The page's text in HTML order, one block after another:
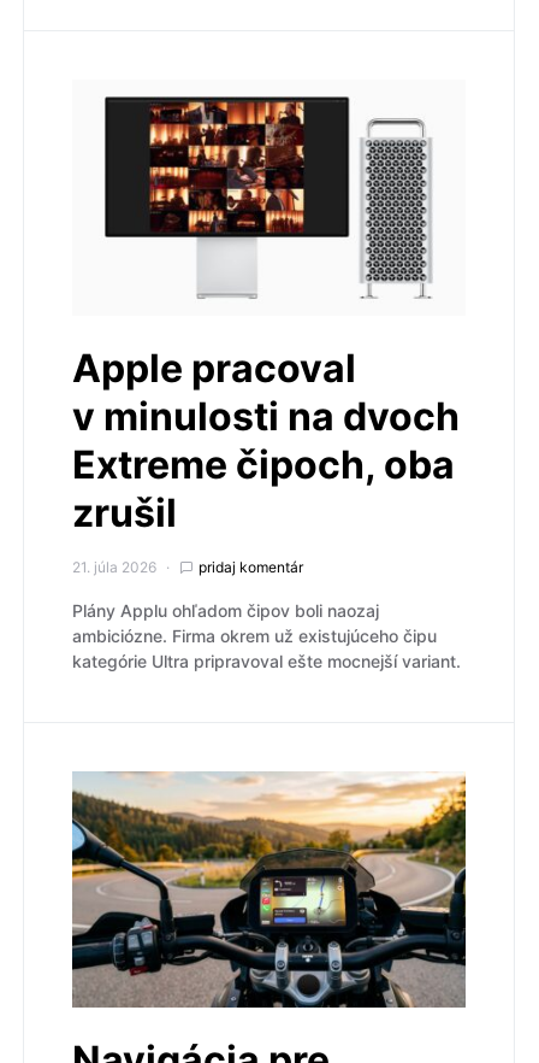
Apple pracoval
v minulosti na dvoch
Extreme čipoch, oba
zrušil
21. júla 2026 pridaj komentár
Plány Applu ohľadom čipov boli naozaj
ambiciózne. Firma okrem už existujúceho čipu
kategórie Ultra pripravoval ešte mocnejší variant.